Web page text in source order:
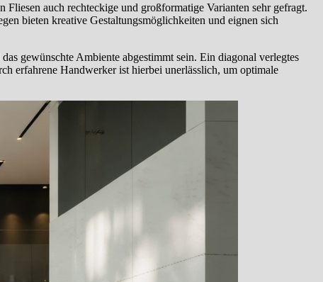
auch rechteckige und großformatige Varianten sehr gefragt.
bieten kreative Gestaltungsmöglichkeiten und eignen sich
gewünschte Ambiente abgestimmt sein. Ein diagonal verlegtes
erfahrene Handwerker ist hierbei unerlässlich, um optimale